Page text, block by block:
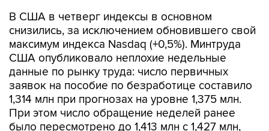
В США в четверг индексы в основном
снизились, за исключением обновившего свой
максимум индекса Nasdaq (+0,5%). Минтруда
США опубликовало неплохие недельные
данные по рынку труда: число первичных
заявок на пособие по безработице составило
1,314 млн при прогнозах на уровне 1,375 млн.
При этом число обращение неделей ранее
было пересмотрено до 1,413 млн с 1,427 млн,